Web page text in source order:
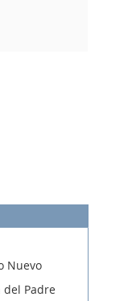
Nuevo
del Padre